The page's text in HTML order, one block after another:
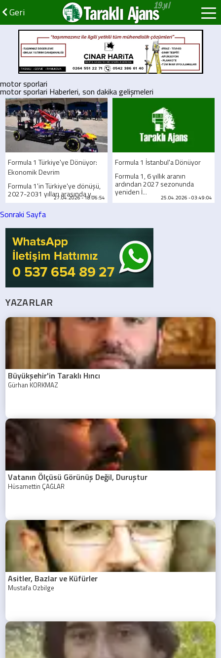
Geri Taraklı Ajans
motor sporlari
motor sporlari Haberleri, son dakika gelişmeleri
Formula 1 Türkiye'ye Dönüyor:
Ekonomik Devrim
Formula 1'in Türkiye'ye dönüşü,
2027-2031 yılları arasında y...
27.04.2026 - 18:06:54
Formula 1 İstanbul'a Dönüyor
Formula 1, 6 yıllık aranın
ardından 2027 sezonunda
yeniden İ...
25.04.2026 - 03:49:04
Sonraki Sayfa
YAZARLAR
Büyükşehir'in Taraklı Hıncı
Gürhan KORKMAZ
Vatanın Ölçüsü Görünüş Değil, Duruştur
Hüsamettin ÇAĞLAR
Asitler, Bazlar ve Küfürler
Mustafa Özbilge